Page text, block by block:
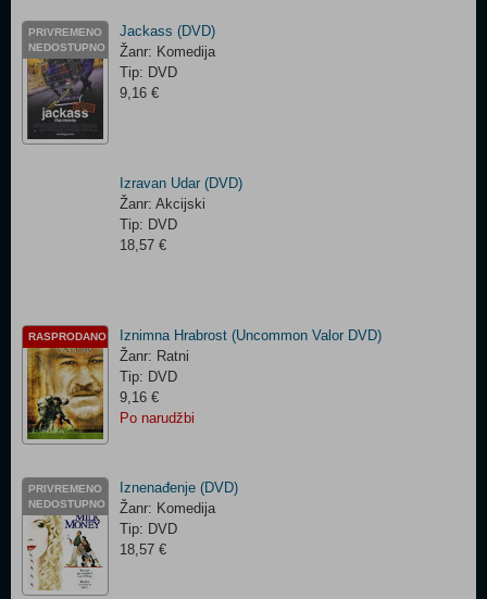
PRIVREMENO
NEDOSTUPNO
Jackass (DVD)
Žanr: Komedija
Tip: DVD
9,16 €
Izravan Udar (DVD)
Žanr: Akcijski
Tip: DVD
18,57 €
RASPRODANO
Iznimna Hrabrost (Uncommon Valor DVD)
Žanr: Ratni
Tip: DVD
9,16 €
Po narudžbi
PRIVREMENO
NEDOSTUPNO
Iznenađenje (DVD)
Žanr: Komedija
Tip: DVD
18,57 €